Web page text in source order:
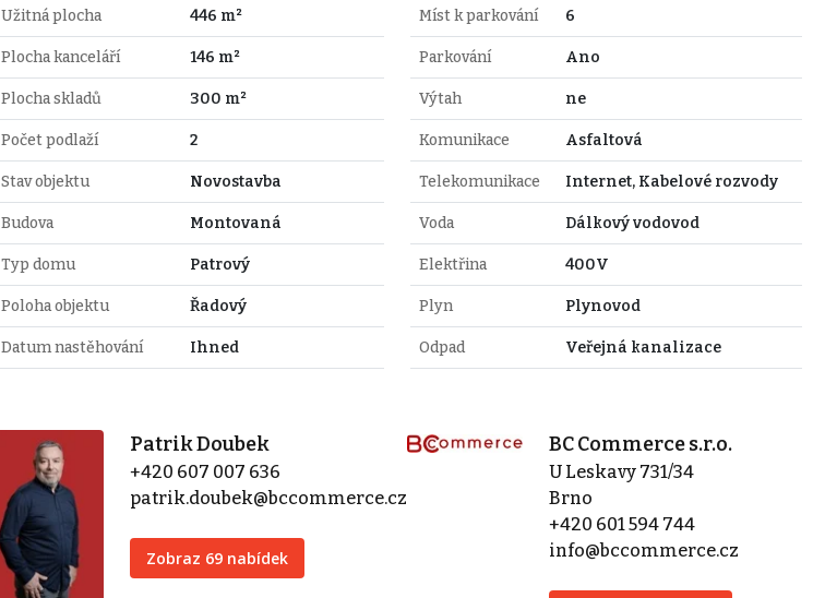
Užitná plocha 446 m²
Plocha kanceláří 146 m²
Plocha skladů 300 m²
Počet podlaží 2
Stav objektu Novostavba
Budova Montovaná
Typ domu Patrový
Poloha objektu Řadový
Datum nastěhování Ihned
Míst k parkování 6
Parkování Ano
Výtah ne
Komunikace Asfaltová
Telekomunikace Internet, Kabelové rozvody
Voda Dálkový vodovod
Elektřina 400V
Plyn Plynovod
Odpad Veřejná kanalizace
Patrik Doubek
+420 607 007 636
patrik.doubek@bccommerce.cz
Zobraz 69 nabídek
BC Commerce s.r.o.
U Leskavy 731/34
Brno
+420 601 594 744
info@bccommerce.cz